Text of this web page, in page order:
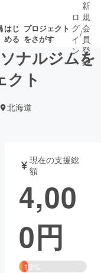
はじ
める
プロジェクト
をさがす
了が近いプ
クト
音楽
ゲーム・サ
書籍・雑誌
チャレンジ
ロ
グ
イ
ン
/
新
規
会
員
登
録
ナルジムを
クト
北海道
現在の支援総
額
4,00
0円
13%